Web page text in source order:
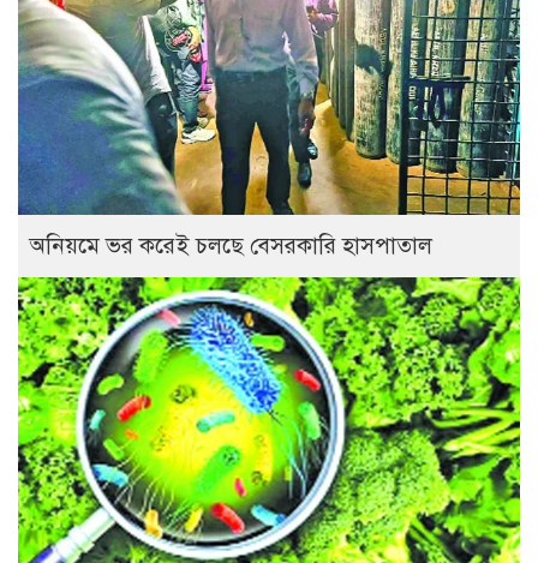
অনিয়মে ভর করেই চলছে বেসরকারি হাসপাতাল